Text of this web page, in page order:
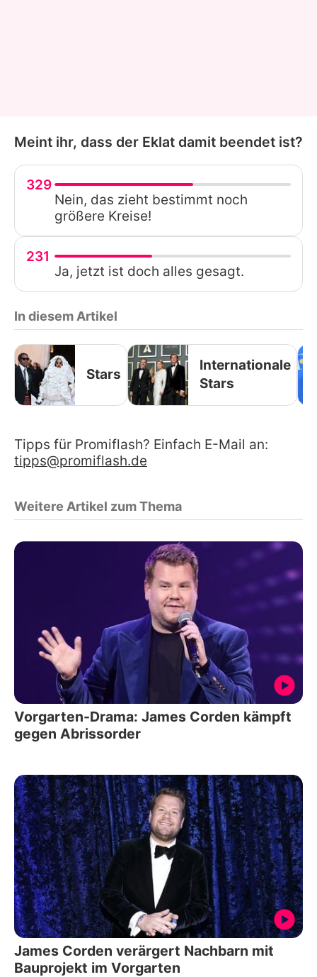
Meint ihr, dass der Eklat damit beendet ist?
329
Nein, das zieht bestimmt noch
größere Kreise!
231
Ja, jetzt ist doch alles gesagt.
In diesem Artikel
Stars
Internationale
Stars
Tipps für Promiflash? Einfach E-Mail an:
tipps@promiflash.de
Weitere Artikel zum Thema
Vorgarten-Drama: James Corden kämpft
gegen Abrissorder
James Corden verärgert Nachbarn mit
Bauprojekt im Vorgarten